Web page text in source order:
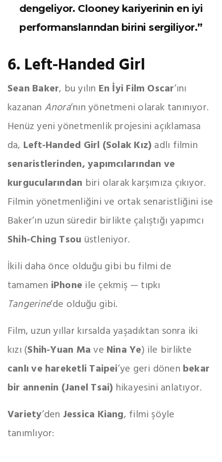
dengeliyor. Clooney kariyerinin en iyi
performanslarından birini sergiliyor.”
6. Left-Handed Girl
Sean Baker, bu yılın En İyi Film Oscar’ını
kazanan Anora’nın yönetmeni olarak tanınıyor.
Henüz yeni yönetmenlik projesini açıklamasa
da, Left-Handed Girl (Solak Kız) adlı filmin
senaristlerinden, yapımcılarından ve
kurgucularından biri olarak karşımıza çıkıyor.
Filmin yönetmenliğini ve ortak senaristliğini ise
Baker’ın uzun süredir birlikte çalıştığı yapımcı
Shih-Ching Tsou üstleniyor.
İkili daha önce olduğu gibi bu filmi de
tamamen iPhone ile çekmiş — tıpkı
Tangerine’de olduğu gibi.
Film, uzun yıllar kırsalda yaşadıktan sonra iki
kızı (Shih-Yuan Mave Nina Ye) ile birlikte
canlı ve hareketli Taipei’ye geri dönen bekar
bir annenin (Janel Tsai) hikayesini anlatıyor.
Variety’den Jessica Kiang, filmi şöyle
tanımlıyor: